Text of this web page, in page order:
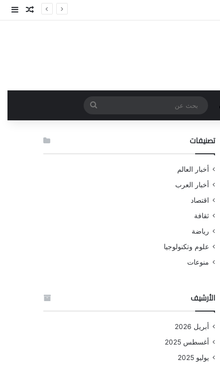
مقال
بحث
عن
تصنيفات
أخبار العالم
أخبار العرب
اقتصاد
ثقافة
رياضة
علوم وتكنولوجيا
منوعات
الأرشيف
أبريل 2026
أغسطس 2025
يوليو 2025